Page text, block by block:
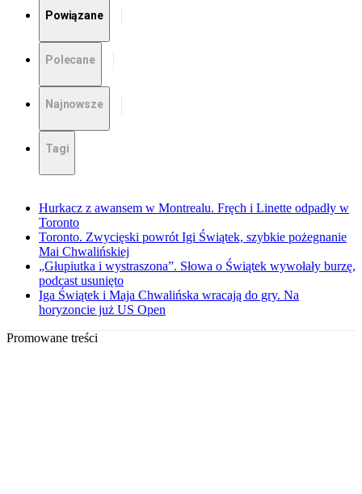
Powiązane
Polecane
Najnowsze
Tagi
Hurkacz z awansem w Montrealu. Fręch i Linette odpadły w
Toronto
Toronto. Zwycięski powrót Igi Świątek, szybkie pożegnanie
Mai Chwalińskiej
„Głupiutka i wystraszona”. Słowa o Świątek wywołały burzę,
podcast usunięto
Iga Świątek i Maja Chwalińska wracają do gry. Na
horyzoncie już US Open
Promowane treści